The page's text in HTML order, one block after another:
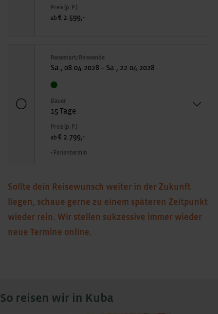
Preis (p. P.)
ab € 2.599,-
Reisestart/Reiseende
Sa., 08.04.2028 – Sa., 22.04.2028
Dauer
15 Tage
Preis (p. P.)
ab € 2.799,-
• Ferientermin
Sollte dein Reisewunsch weiter in der Zukunft
liegen, schaue gerne zu einem späteren Zeitpunkt
wieder rein. Wir stellen sukzessive immer wieder
neue Termine online.
So reisen wir in Kuba